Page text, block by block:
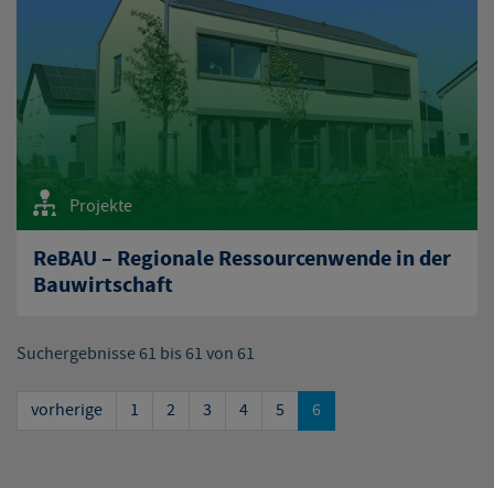
Projekte
ReBAU – Regionale Ressourcenwende in der
Bauwirtschaft
Suchergebnisse 61 bis 61 von 61
vorherige 1 2 3 4 5 6